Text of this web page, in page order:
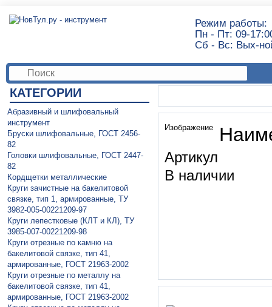
Режим работы:
Пн - Пт: 09-
Сб - Вс: Вых-
КАТЕГОРИИ
Абразивный и шлифовальный
инструмент
Бруски шлифовальные, ГОСТ 2456-
82
Головки шлифовальные, ГОСТ 2447-
82
Кордщетки металлические
Круги зачистные на бакелитовой
связке, тип 1, армированные, ТУ
3982-005-00221209-97
Круги лепестковые (КЛТ и КЛ), ТУ
3985-007-00221209-98
Круги отрезные по камню на
бакелитовой связке, тип 41,
армированные, ГОСТ 21963-2002
Круги отрезные по металлу на
бакелитовой связке, тип 41,
армированные, ГОСТ 21963-2002
Изображение
Артикул
В наличии